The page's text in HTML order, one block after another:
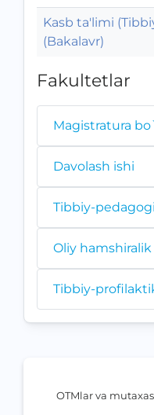
OTMlar va
Kasb ta'limi
(Bakalavr)
Fakultetlar
Magistratura
Davolash ishi
Tibbiy-
Oliy
Tibbiy-